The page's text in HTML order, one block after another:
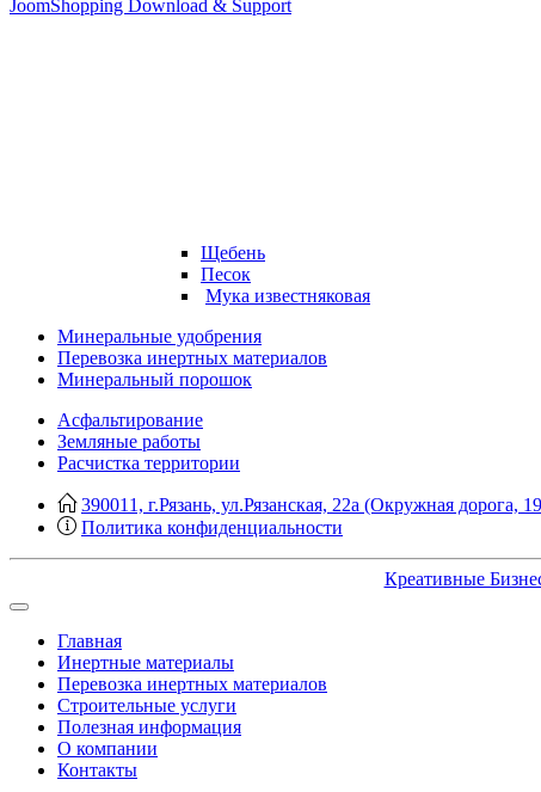
JoomShopping Download & Support
Щебень
Песок
Мука известняковая
Минеральные удобрения
Перевозка инертных материалов
Минеральный порошок
Асфальтирование
Земляные работы
Расчистка территории
390011, г.Рязань, ул.Рязанская, 22а (Окружная дорога,
Политика конфиденциальности
Креативные
Главная
Инертные материалы
Перевозка инертных материалов
Строительные услуги
Полезная информация
О компании
Контакты